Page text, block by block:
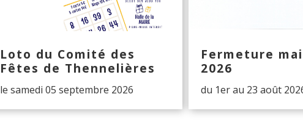
Loto du Comité des
Fêtes de Thennelières
le samedi 05 septembre 2026
Fermeture
2026
du 1er au 23 août